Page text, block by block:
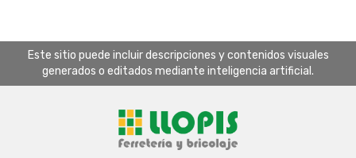
Este sitio puede incluir descripciones y contenidos visuales
generados o editados mediante inteligencia artificial.